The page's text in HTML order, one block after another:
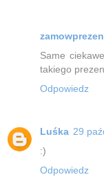
Same
takiego
Odpowiedz
Luśka 29
:)
Odpowiedz